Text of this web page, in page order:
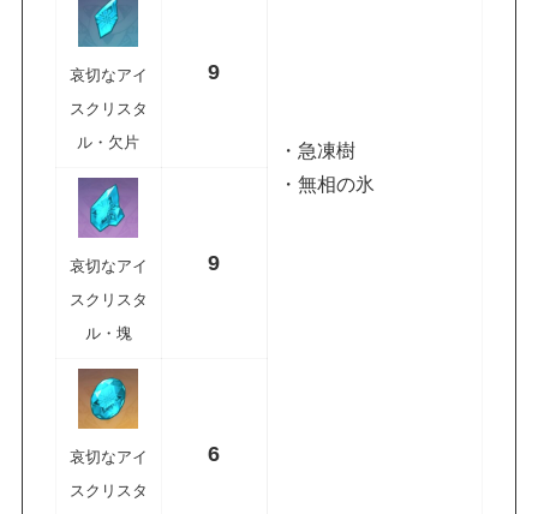
・急凍樹
・無相の氷
哀切なアイ
スクリスタ
ル・欠片
9
哀切なアイ
スクリスタ
ル・塊
9
哀切なアイ
スクリスタ
6